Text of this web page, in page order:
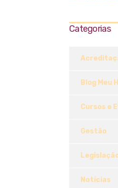
Categorias
Blog Meu
Cursos e
Gestão
Notícias